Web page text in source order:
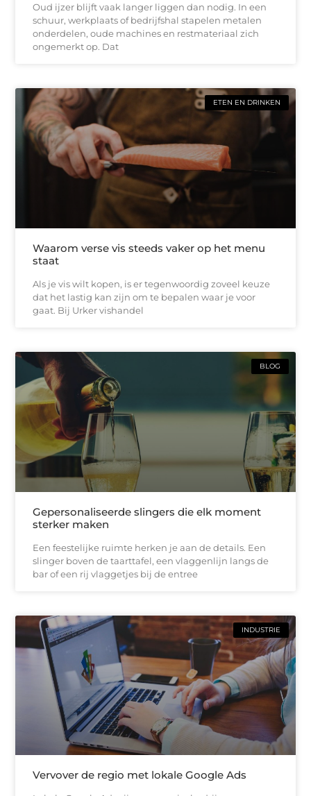
Oud ijzer blijft vaak langer liggen dan nodig. In een
schuur, werkplaats of bedrijfshal stapelen metalen
onderdelen, oude machines en restmateriaal zich
ongemerkt op. Dat
ETEN EN DRINKEN
Waarom verse vis steeds vaker op het menu
staat
Als je vis wilt kopen, is er tegenwoordig zoveel keuze
dat het lastig kan zijn om te bepalen waar je voor
gaat. Bij Urker vishandel
BLOG
Gepersonaliseerde slingers die elk moment
sterker maken
Een feestelijke ruimte herken je aan de details. Een
slinger boven de taarttafel, een vlaggenlijn langs de
bar of een rij vlaggetjes bij de entree
INDUSTRIE
Vervover de regio met lokale Google Ads